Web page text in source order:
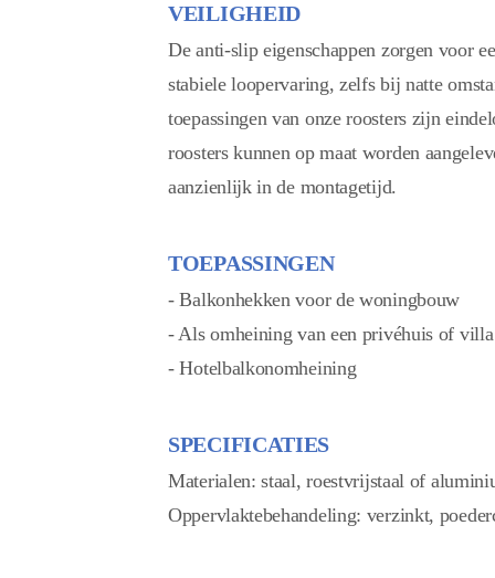
VEILIGHEID
De anti-slip eigenschappen zorgen voor
stabiele loopervaring, zelfs bij natte
toepassingen van onze roosters zijn
roosters kunnen op maat worden
aanzienlijk in de montagetijd.
TOEPASSINGEN
- Balkonhekken voor de woningbouw
- Als omheining van een privéhuis of villa
- Hotelbalkonomheining
SPECIFICATIES
Materialen: staal, roestvrijstaal of
Oppervlaktebehandeling: verzinkt,